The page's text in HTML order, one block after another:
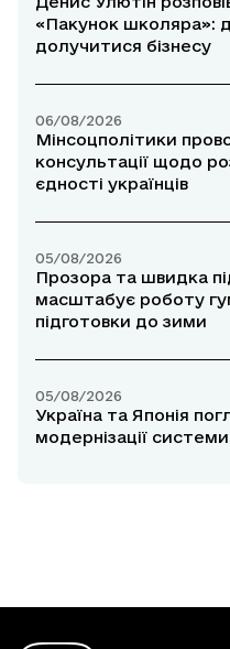
«Пакунок школяра»:
долучитися бізнесу
06/08/2026
Мінсоцполітики
консультації щодо
єдності українців
05/08/2026
Прозора та швидка
масштабує роботу
підготовки до зими
05/08/2026
Україна та Японія
модернізації